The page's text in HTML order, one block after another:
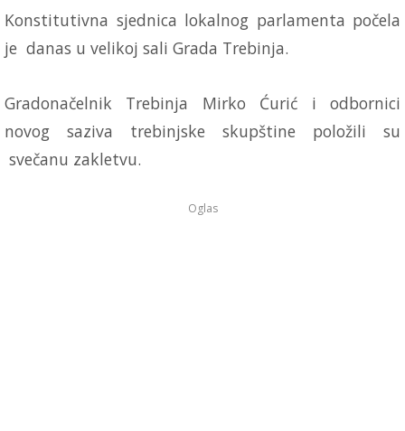
Konstitutivna sjednica lokalnog parlamenta počela
je danas u velikoj sali Grada Trebinja.
Gradonačelnik Trebinja Mirko Ćurić i odbornici
novog saziva trebinjske skupštine položili su
svečanu zakletvu.
Oglas